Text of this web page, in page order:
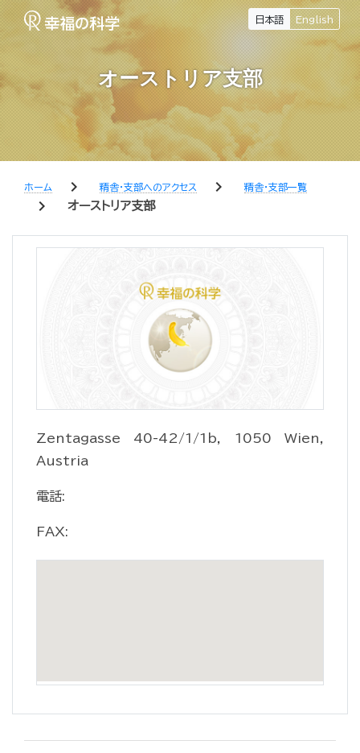
日本語 English
オーストリア支部
ホーム chevron_right 精舎・支部へのアクセス chevron_right 精舎・支部一覧
chevron_right オーストリア支部
Zentagasse 40-42/1/1b, 1050 Wien,
Austria
電話:
FAX: